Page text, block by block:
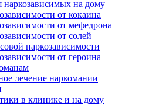
наркозависимых на дому
от кокаина
от мефедрона
от солей
наркозависимости
от героина
лечение наркомании
в клинике и на дому